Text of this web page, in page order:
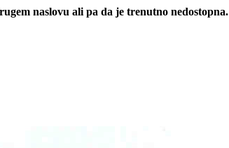
naslovu ali pa da je trenutno nedostopna.